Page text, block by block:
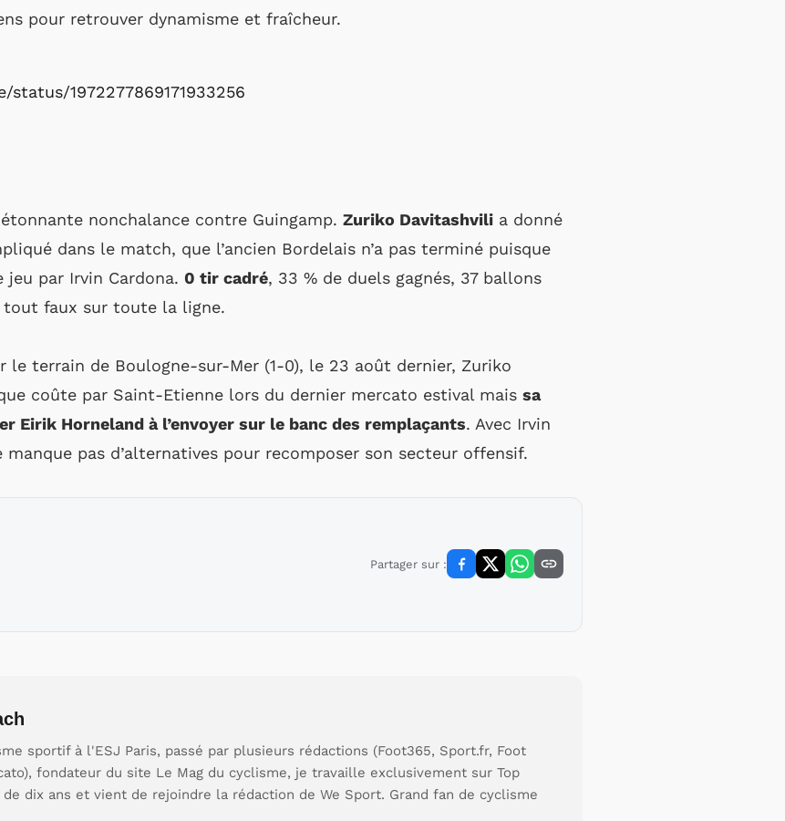
pour retrouver dynamisme et fraîcheur.
1972277869171933256
nonchalance contre Guingamp. Zuriko Davitashvili a donné
dans le match, que l’ancien Bordelais n’a pas terminé puisque
jeu par Irvin Cardona. 0 tir cadré, 33 % de duels gagnés, 37 ballons
tout faux sur toute la ligne.
le terrain de Boulogne-sur-Mer (1-0), le 23 août dernier, Zuriko
coûte par Saint-Etienne lors du dernier mercato estival mais sa
Eirik Horneland à l’envoyer sur le banc des remplaçants. Avec Irvin
manque pas d’alternatives pour recomposer son secteur offensif.
Partager sur :
sportif à l'ESJ Paris, passé par plusieurs rédactions (Foot365, Sport.fr, Foot
fondateur du site Le Mag du cyclisme, je travaille exclusivement sur Top
dix ans et vient de rejoindre la rédaction de We Sport. Grand fan de cyclisme